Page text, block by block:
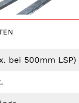
bei 500mm LSP)